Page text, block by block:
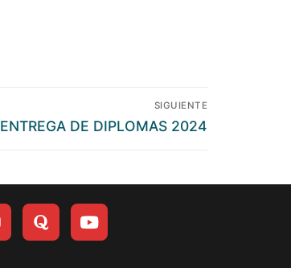
SIGUIENTE
ENTREGA DE DIPLOMAS 2024